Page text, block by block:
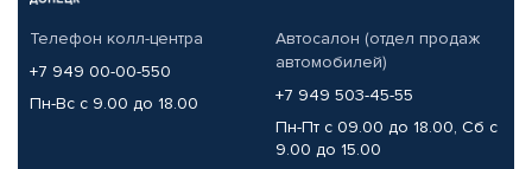
Телефон колл-центра
+7 949 00-00-550
Пн-Вс с 9.00 до 18.00
Автосалон (отдел продаж
автомобилей)
+7 949 503-45-55
Пн-Пт с 09.00 до 18.00, Сб с
9.00 до 15.00